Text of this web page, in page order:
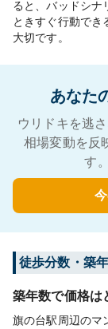
ると、バッドシナ
ときすぐ行動でき
大切です。
あなた
ウリドキを逃
相場変動を反
す
徒歩分数・築
築年数で価格は
旗の台駅周辺のマ